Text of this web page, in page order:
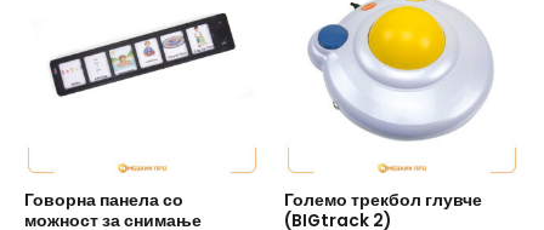
Говорна панела со
можност за снимање
Големо трекбол глувче
(BIGtrack 2)